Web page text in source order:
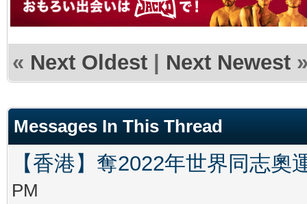
« Next Oldest | Next Newest
Messages In This Thread
【香港】奪2022年世界同志奧
PM